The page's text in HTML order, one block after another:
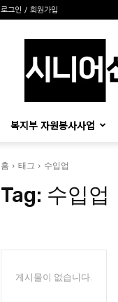
로그인 / 회원가입
복지부 자원봉사사업
홈 태그 수입업
Tag: 수입업
게시물이 없습니다.